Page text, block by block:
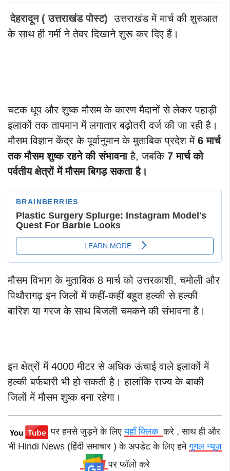
देहरादून ( उत्तराखंड पोस्ट) उत्तराखंड में मार्च की शुरुआत
के साथ ही गर्मी ने तेवर दिखाने शुरू कर दिए हैं।
चटक धूप और शुष्क मौसम के कारण मैदानों से लेकर पहाड़ी
इलाकों तक तापमान में लगातार बढ़ोतरी दर्ज की जा रही है।
मौसम विज्ञान केंद्र के पूर्वानुमान के मुताबिक प्रदेश में 6 मार्च
तक मौसम शुष्क रहने की संभावनाहै, जबकि 7 मार्च को
पर्वतीय क्षेत्रों में मौसम बिगड़ सकता है।
मौसम विभाग के मुताबिक 8 मार्च को उत्तरकाशी, चमोली और
पिथौरागढ़ इन जिलों में कहीं-कहीं बहुत हल्की से हल्की
बारिश या गरज के साथ बिजली चमकने की संभावना है।
इन क्षेत्रों में 4000 मीटर से अधिक ऊंचाई वाले इलाकों में
हल्की बर्फबारी भी हो सकती है। हालांकि राज्य के बाकी
जिलों में मौसम शुष्क बना रहेगा।
पर हमसे जुड़ने के लिएयहाँ क्लिककरे , साथ ही और
भी Hindi News (हिंदी समाचार ) के अपडेट के लिए हमेगूगल न्यूज़
पर फॉलो करे